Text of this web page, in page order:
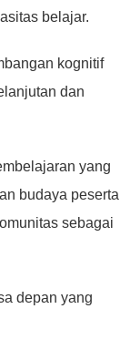
belajar.
kognitif
dan
yang
budaya peserta
sebagai
depan yang